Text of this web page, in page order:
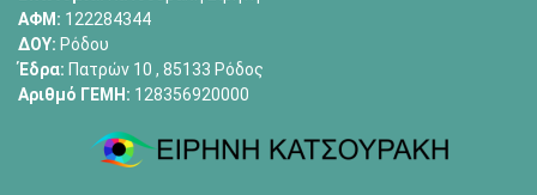
ΑΦΜ: 122284344
ΔΟΥ: Ρόδου
Έδρα: Πατρών 10 , 85133 Ρόδος
Αριθμό ΓΕΜΗ: 128356920000